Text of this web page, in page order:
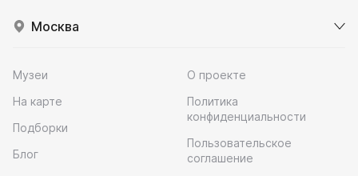
Москва
Музеи
На карте
Подборки
Блог
О проекте
Политика
конфиденциальности
Пользовательское
соглашение